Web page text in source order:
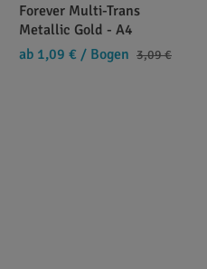
Forever Multi-Trans
Metallic Gold - A4
ab 1,09 € / Bogen 3,09 €